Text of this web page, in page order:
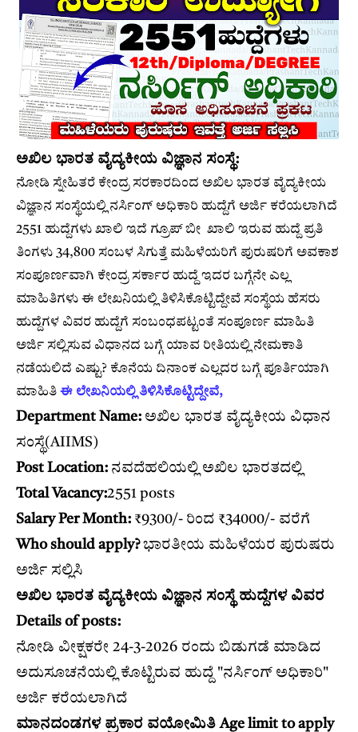
ಅಖಿಲ ಭಾರತ ವೈದ್ಯಕೀಯ ವಿಜ್ಞಾನ ಸಂಸ್ಥೆ:
ನೋಡಿ ಸ್ನೇಹಿತರೆ ಕೇಂದ್ರ ಸರಕಾರದಿಂದ ಅಖಿಲ ಭಾರತ ವೈದ್ಯಕೀಯ
ವಿಜ್ಞಾನ ಸಂಸ್ಥೆಯಲ್ಲಿ ನರ್ಸಿಂಗ್ ಅಧಿಕಾರಿ ಹುದ್ದೆಗೆ ಅರ್ಜಿ ಕರೆಯಲಾಗಿದೆ
2551 ಹುದ್ದೆಗಳು ಖಾಲಿ ಇದೆ ಗ್ರೂಪ್ ಬೀ ಖಾಲಿ ಇರುವ ಹುದ್ದೆ ಪ್ರತಿ
ತಿಂಗಳು 34,800 ಸಂಬಳ ಸಿಗುತ್ತೆ ಮಹಿಳೆಯರಿಗೆ ಪುರುಷರಿಗೆ ಅವಕಾಶ
ಸಂಪೂರ್ಣವಾಗಿ ಕೇಂದ್ರ ಸರ್ಕಾರ ಹುದ್ದೆ ಇದರ ಬಗ್ಗೆನೇ ಎಲ್ಲ
ಮಾಹಿತಿಗಳು ಈ ಲೇಖನಿಯಲ್ಲಿ ತಿಳಿಸಿಕೊಟ್ಟಿದ್ದೇವೆ ಸಂಸ್ಥೆಯ ಹೆಸರು
ಹುದ್ದೆಗಳ ವಿವರ ಹುದ್ದೆಗೆ ಸಂಬಂಧಪಟ್ಟಂತೆ ಸಂಪೂರ್ಣ ಮಾಹಿತಿ
ಅರ್ಜಿ ಸಲ್ಲಿಸುವ ವಿಧಾನದ ಬಗ್ಗೆ ಯಾವ ರೀತಿಯಲ್ಲಿ ನೇಮಕಾತಿ
ನಡೆಯಲಿದೆ ಎಷ್ಟು? ಕೊನೆಯ ದಿನಾಂಕ ಎಲ್ಲದರ ಬಗ್ಗೆ ಪೂರ್ತಿಯಾಗಿ
ಮಾಹಿತಿ ಈ ಲೇಖನಿಯಲ್ಲಿ ತಿಳಿಸಿಕೊಟ್ಟಿದ್ದೇವೆ,
Department Name: ಅಖಿಲ ಭಾರತ ವೈದ್ಯಕೀಯ ವಿಧಾನ
ಸಂಸ್ಥೆ(AIIMS)
Post Location: ನವದೆಹಲಿಯಲ್ಲಿ ಅಖಿಲ ಭಾರತದಲ್ಲಿ
Total Vacancy:2551 posts
Salary Per Month: ₹9300/- ರಿಂದ ₹34000/- ವರೆಗೆ
Who should apply?ಭಾರತೀಯ ಮಹಿಳೆಯರ ಪುರುಷರು
ಅರ್ಜಿ ಸಲ್ಲಿಸಿ
ಅಖಿಲ ಭಾರತ ವೈದ್ಯಕೀಯ ವಿಜ್ಞಾನ ಸಂಸ್ಥೆ ಹುದ್ದೆಗಳ ವಿವರ
Details of posts:
ನೋಡಿ ವೀಕ್ಷಕರೇ 24-3-2026 ರಂದು ಬಿಡುಗಡೆ ಮಾಡಿದ
ಅದುಸೂಚನೆಯಲ್ಲಿ ಕೊಟ್ಟಿರುವ ಹುದ್ದೆ "ನರ್ಸಿಂಗ್ ಅಧಿಕಾರಿ"
ಅರ್ಜಿ ಕರೆಯಲಾಗಿದೆ
ಮಾನದಂಡಗಳ ಪ್ರಕಾರ ವಯೋಮಿತಿ Age limit to apply